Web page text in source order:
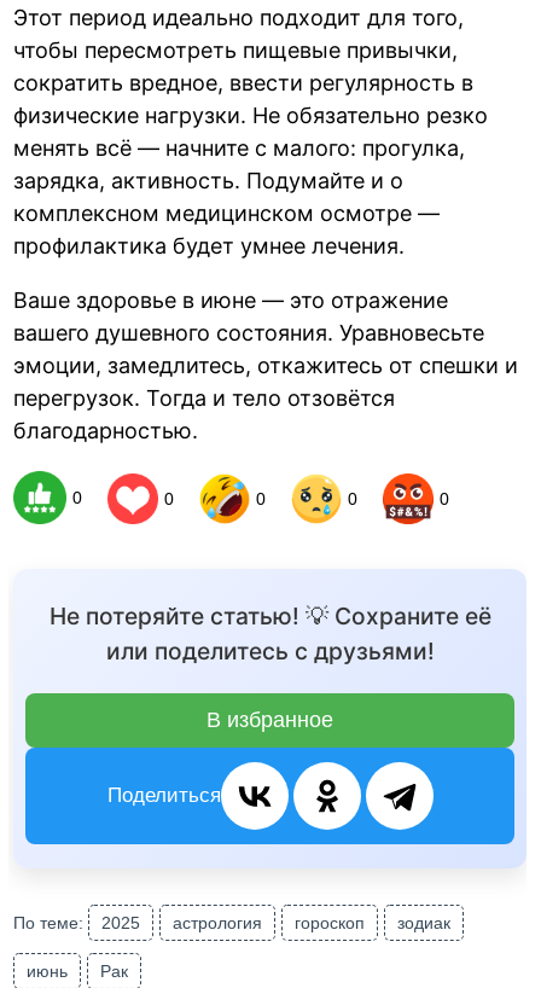
Этот период идеально подходит для того,
чтобы пересмотреть пищевые привычки,
сократить вредное, ввести регулярность в
физические нагрузки. Не обязательно резко
менять всё — начните с малого: прогулка,
зарядка, активность. Подумайте и о
комплексном медицинском осмотре —
профилактика будет умнее лечения.
Ваше здоровье в июне — это отражение
вашего душевного состояния. Уравновесьте
эмоции, замедлитесь, откажитесь от спешки и
перегрузок. Тогда и тело отзовётся
благодарностью.
0 0 0 0 0
Не потеряйте статью! 💡 Сохраните её
или поделитесь с друзьями!
В избранное
Поделиться
По теме: 2025 астрология гороскоп зодиак
июнь Рак